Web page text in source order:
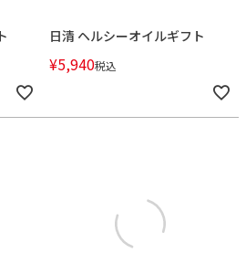
日清 ヘルシーオイルギフト
¥5,940税込